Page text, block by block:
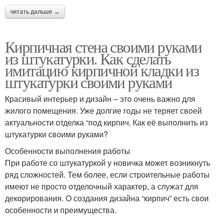
читать дальше →
Кирпичная стена своими руками
из штукатурки. Как сделать
имитацию кирпичной кладки из
штукатурки своими руками
Красивый интерьер и дизайн – это очень важно для
жилого помещения. Уже долгие годы не теряет своей
актуальности отделка “под кирпич. Как её выполнить из
штукатурки своими руками?
Особенности выполнения работы
При работе со штукатуркой у новичка может возникнуть
ряд сложностей. Тем более, если строительные работы
имеют не просто отделочный характер, а служат для
декорирования. О создания дизайна “кирпич” есть свои
особенности и преимущества.